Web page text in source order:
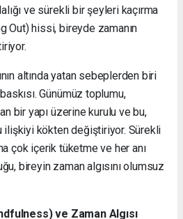
ve sürekli bir şeyleri kaçırma
Out) hissi, bireyde zamanın
altında yatan sebeplerden biri
Günümüz toplumu,
bir yapı üzerine kurulu ve bu,
ilişkiyi kökten değiştiriyor. Sürekli
çok içerik tüketme ve her anı
bireyin zaman algısını olumsuz
ve Zaman Algısı